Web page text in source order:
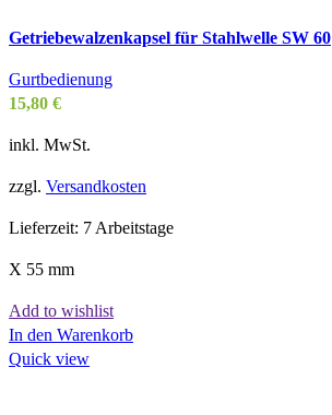
Getriebewalzenkapsel für Stahlwelle SW 60
Gurtbedienung
15,80 €
inkl. MwSt.
zzgl. Versandkosten
Lieferzeit: 7 Arbeitstage
X 55 mm
Add to wishlist
In den Warenkorb
Quick view